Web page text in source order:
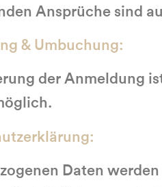
Ansprüche sind
& Umbuchung:
der Anmeldung
Daten